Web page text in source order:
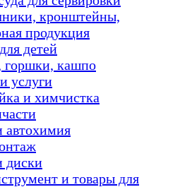
кронштейны,
продукция
детей
горшки, кашпо
услуги
и химчистка
автохимия
и товары для